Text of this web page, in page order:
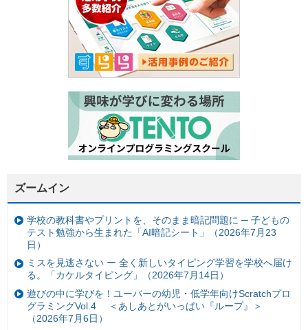
ズームイン
学校の教科書やプリントを、そのまま暗記問題に ─ 子どもの
テスト勉強から生まれた「AI暗記シート」（2026年7月23
日）
ミスを見逃さない ー 全く新しいタイピング学習を学校へ届け
る。「カケルタイピング」（2026年7月14日）
遊びの中に学びを！ユーバーの幼児・低学年向けScratchプロ
グラミングVol.4 ＜あしあとがいっぱい『ループ』＞
（2026年7月6日）